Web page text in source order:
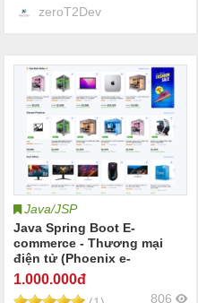
zeroT2Dev
Java/JSP
Java Spring Boot E-
commerce - Thương mại
điện tử (Phoenix e-
commerce) Source code
web
1.000.000đ
806